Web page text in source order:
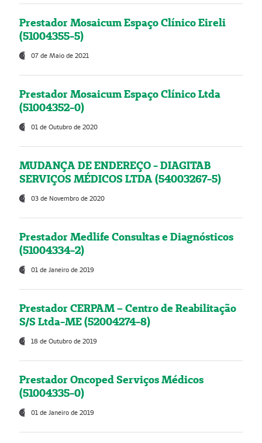
Prestador Mosaicum Espaço Clínico Eireli
(51004355-5)
07 de Maio de 2021
Prestador Mosaicum Espaço Clínico Ltda
(51004352-0)
01 de Outubro de 2020
MUDANÇA DE ENDEREÇO - DIAGITAB
SERVIÇOS MÉDICOS LTDA (54003267-5)
03 de Novembro de 2020
Prestador Medlife Consultas e Diagnósticos
(51004334-2)
01 de Janeiro de 2019
Prestador CERPAM – Centro de Reabilitação
S/S Ltda-ME (52004274-8)
18 de Outubro de 2019
Prestador Oncoped Serviços Médicos
(51004335-0)
01 de Janeiro de 2019